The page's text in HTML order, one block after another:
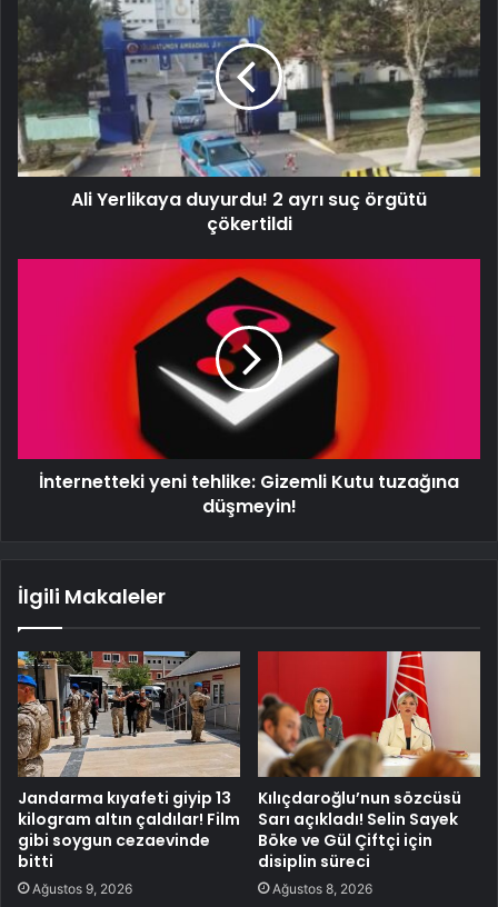
Ali Yerlikaya duyurdu! 2 ayrı suç örgütü
çökertildi
İnternetteki yeni tehlike: Gizemli Kutu tuzağına
düşmeyin!
İlgili Makaleler
Jandarma kıyafeti giyip 13
kilogram altın çaldılar! Film
gibi soygun cezaevinde
bitti
Ağustos 9, 2026
Kılıçdaroğlu’nun sözcüsü
Sarı açıkladı! Selin Sayek
Böke ve Gül Çiftçi için
disiplin süreci
Ağustos 8, 2026